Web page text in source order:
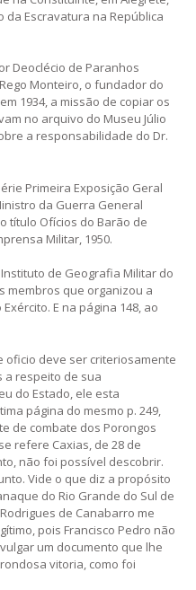
Escravatura na República
Deoclécio de Paranhos
Monteiro, o fundador do
1934, a missão de copiar os
no arquivo do Museu Júlio
a responsabilidade do Dr.
Primeira Exposição Geral
da Guerra General
título Ofícios do Barão de
Militar, 1950.
de Geografia Militar do
membros que organizou a
E na página 148, ao
oficio deve ser criteriosamente
a respeito de sua
do Estado, ele esta
página do mesmo p. 249,
de combate dos Porongos
refere Caxias, de 28 de
não foi possível descobrir.
Vide o que diz a propósito
do Rio Grande do Sul de
de Canabarro me
pois Francisco Pedro não
um documento que lhe
vitoria, como foi